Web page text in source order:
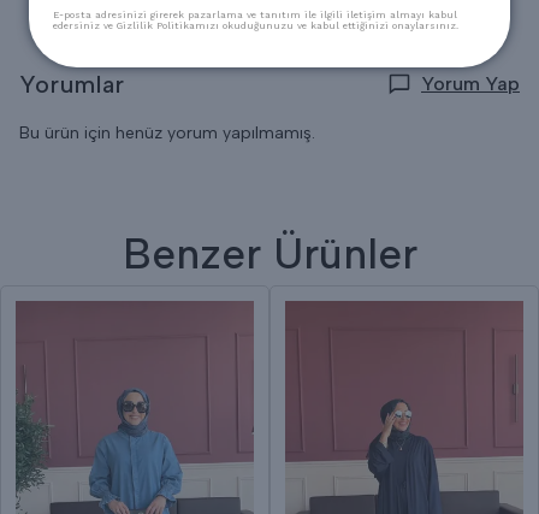
Yorumlar Yorum Yap
Bu ürün için henüz yorum yapılmamış.
Benzer Ürünler
E-posta adresinizi girerek pazarlama ve tanıtım ile ilgili iletişim almayı kabul
edersiniz ve Gizlilik Politikamızı okuduğunuzu ve kabul ettiğinizi onaylarsınız.